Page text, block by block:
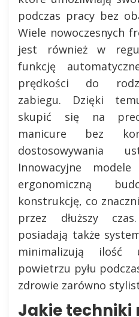
podczas pracy bez
Wiele nowoczesnych
jest również w
funkcję
prędkości do
zabiegu. Dzięki
skupić się na
manicure bez
dostosowywania
Innowacyjne
ergonomiczną
konstrukcję, co
przez dłuższy
posiadają także
minimalizują ilość
powietrzu pyłu
zdrowie zarówno
Jakie techniki